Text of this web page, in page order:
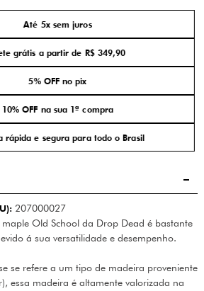
Até 5x sem juros
grátis a partir de R$ 349,90
5% OFF no pix
10% OFF na sua 1ª compra
rápida e segura para todo o Brasil
207000027
Old School da Drop Dead é bastante
á sua versatilidade e desempenho.
se refere a um tipo de madeira proveniente
essa madeira é altamente valorizada na